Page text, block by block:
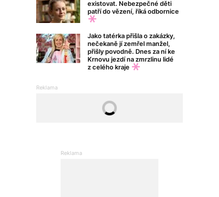
existovat. Nebezpečné děti
patří do vězení, říká odbornice
Jako tatérka přišla o zakázky,
nečekaně jí zemřel manžel,
přišly povodně. Dnes za ní ke
Krnovu jezdí na zmrzlinu lidé
z celého kraje